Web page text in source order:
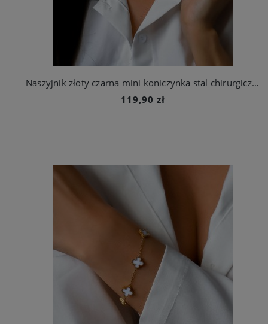
Naszyjnik złoty czarna mini koniczynka stal chirurgiczna
119,90 zł